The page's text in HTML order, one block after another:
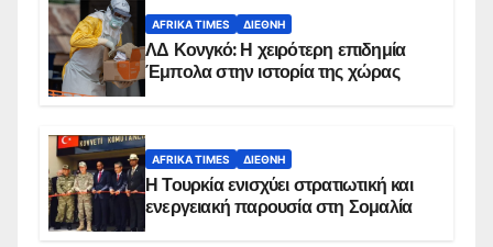
AFRIKA TIMES ΔΙΕΘΝΉ
ΛΔ Κονγκό: Η χειρότερη επιδημία
Έμπολα στην ιστορία της χώρας
AFRIKA TIMES ΔΙΕΘΝΉ
Η Τουρκία ενισχύει στρατιωτική και
ενεργειακή παρουσία στη Σομαλία